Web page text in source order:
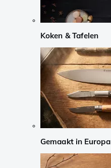
Koken & Tafelen
Gemaakt in Europa